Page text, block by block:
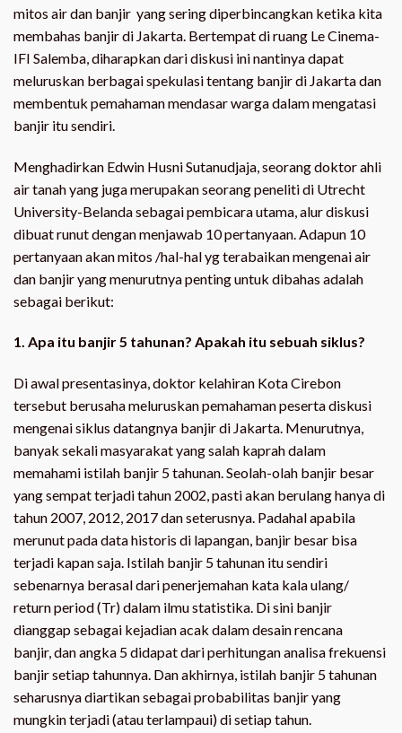
mitos air dan banjir yang sering diperbincangkan ketika kita
membahas banjir di Jakarta. Bertempat di ruang Le Cinema-
IFI Salemba, diharapkan dari diskusi ini nantinya dapat
meluruskan berbagai spekulasi tentang banjir di Jakarta dan
membentuk pemahaman mendasar warga dalam mengatasi
banjir itu sendiri.
Menghadirkan Edwin Husni Sutanudjaja, seorang doktor ahli
air tanah yang juga merupakan seorang peneliti di Utrecht
University-Belanda sebagai pembicara utama, alur diskusi
dibuat runut dengan menjawab 10 pertanyaan. Adapun 10
pertanyaan akan mitos /hal-hal yg terabaikan mengenai air
dan banjir yang menurutnya penting untuk dibahas adalah
sebagai berikut:
1. Apa itu banjir 5 tahunan? Apakah itu sebuah siklus?
Di awal presentasinya, doktor kelahiran Kota Cirebon
tersebut berusaha meluruskan pemahaman peserta diskusi
mengenai siklus datangnya banjir di Jakarta. Menurutnya,
banyak sekali masyarakat yang salah kaprah dalam
memahami istilah banjir 5 tahunan. Seolah-olah banjir besar
yang sempat terjadi tahun 2002, pasti akan berulang hanya di
tahun 2007, 2012, 2017 dan seterusnya. Padahal apabila
merunut pada data historis di lapangan, banjir besar bisa
terjadi kapan saja. Istilah banjir 5 tahunan itu sendiri
sebenarnya berasal dari penerjemahan kata kala ulang/
return period (Tr) dalam ilmu statistika. Di sini banjir
dianggap sebagai kejadian acak dalam desain rencana
banjir, dan angka 5 didapat dari perhitungan analisa frekuensi
banjir setiap tahunnya. Dan akhirnya, istilah banjir 5 tahunan
seharusnya diartikan sebagai probabilitas banjir yang
mungkin terjadi (atau terlampaui) di setiap tahun.